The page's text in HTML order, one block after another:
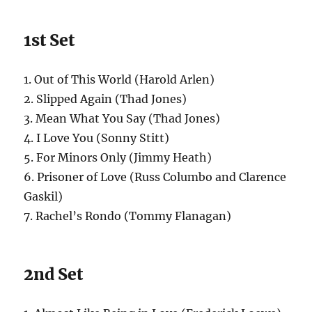
1st Set
1. Out of This World (Harold Arlen)
2. Slipped Again (Thad Jones)
3. Mean What You Say (Thad Jones)
4. I Love You (Sonny Stitt)
5. For Minors Only (Jimmy Heath)
6. Prisoner of Love (Russ Columbo and Clarence
Gaskil)
7. Rachel’s Rondo (Tommy Flanagan)
2nd Set